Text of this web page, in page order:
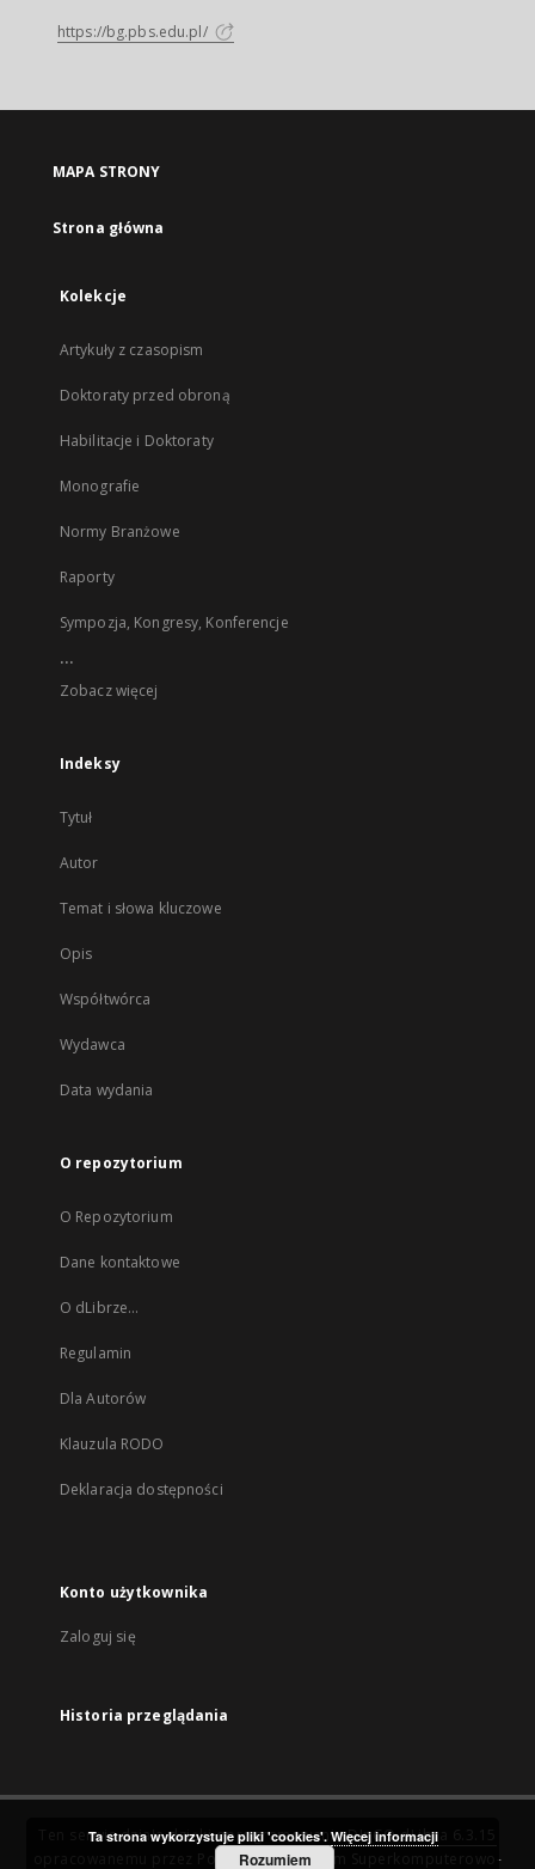
https://bg.pbs.edu.pl/
MAPA STRONY
Strona główna
Kolekcje
Artykuły z czasopism
Doktoraty przed obroną
Habilitacje i Doktoraty
Monografie
Normy Branżowe
Raporty
Sympozja, Kongresy, Konferencje
...
Zobacz więcej
Indeksy
Tytuł
Autor
Temat i słowa kluczowe
Opis
Współtwórca
Wydawca
Data wydania
O repozytorium
O Repozytorium
Dane kontaktowe
O dLibrze...
Regulamin
Dla Autorów
Klauzula RODO
Deklaracja dostępności
Konto użytkownika
Zaloguj się
Historia przeglądania
Ten serwis działa dzięki oprogramowaniuDInGO dLibra 6.3.15
Poznańskie Centrum Superkomputerowo-
Ta strona wykorzystuje pliki 'cookies'. Więcej informacji
Rozumiem